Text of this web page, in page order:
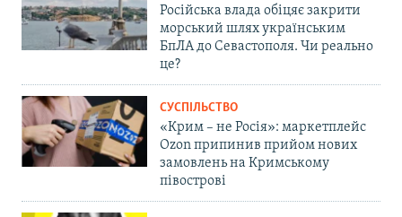
Російська влада обіцяє закрити
морський шлях українським
БпЛА до Севастополя. Чи реально
це?
СУСПІЛЬСТВО
«Крим – не Росія»: маркетплейс
Ozon припинив прийом нових
замовлень на Кримському
півострові